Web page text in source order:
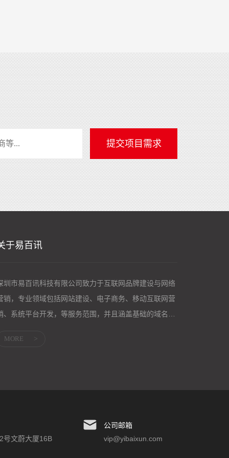
于易百讯
圳市易百讯科技有限公司致力于互联网品牌建设与网络
销，专业领域包括网站建设、电子商务、移动互联网营
、系统平台开发，等服务范围，并且涵盖基础的域名服
MORE >
号文蔚大厦16B
公司邮箱
vip@yibaixun.com